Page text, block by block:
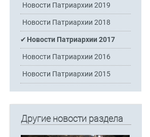
Новости Патриархии 2019
Новости Патриархии 2018
Новости Патриархии 2017
Новости Патриархии 2016
Новости Патриархии 2015
Другие новости раздела